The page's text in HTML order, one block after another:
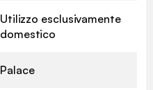
Utilizzo esclusivamente
domestico
Palace